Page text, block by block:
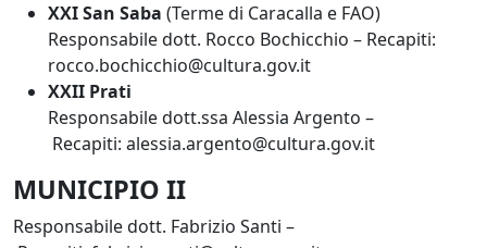
XXI San Saba (Terme di Caracalla e FAO)
Responsabile dott. Rocco Bochicchio – Recapiti:
rocco.bochicchio@cultura.gov.it
XXII Prati
Responsabile dott.ssa Alessia Argento –
Recapiti: alessia.argento@cultura.gov.it
MUNICIPIO II
Responsabile dott. Fabrizio Santi –